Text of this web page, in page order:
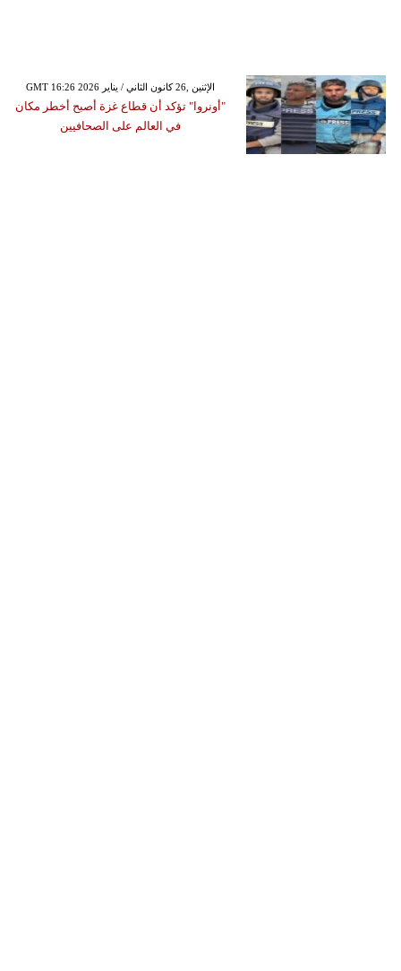
GMT 16:26 2026 الإثنين ,26 كانون الثاني / يناير
"أونروا" تؤكد أن قطاع غزة أصبح أخطر مكان
في العالم على الصحافيين